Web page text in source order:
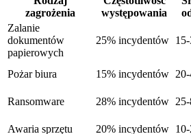
zagrożenia
występowania
Zalanie
dokumentów
papierowych
25% incydentów
Pożar biura 15% incydentów 20-
Ransomware
28% incydentów 25-
Awaria sprzętu
20% incydentów